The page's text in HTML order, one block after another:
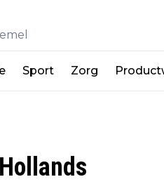
Sport Zorg